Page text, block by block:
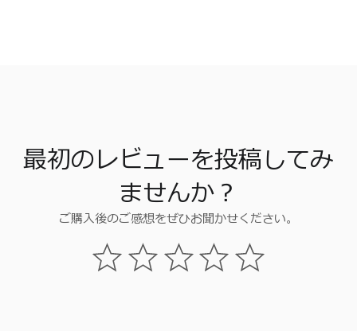
最初のレビューを投稿してみ
ませんか？
ご購入後のご感想をぜひお聞かせください。